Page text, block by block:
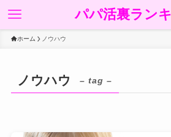
パパ活裏ラン
ホーム ノウハウ
ノウハウ – tag –